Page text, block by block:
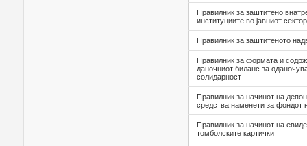
Правилник за заштитено
институциите во јавниот сектор
Правилник за заштитеното
Правилник за формата и
даночниот биланс за
солидарност
Правилник за начинот на
средства наменети за фондот
Правилник за начинот на
томболските картички